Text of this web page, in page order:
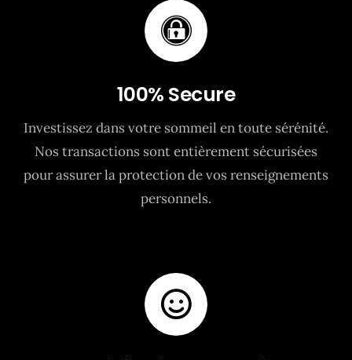
100% Secure
Investissez dans votre sommeil en toute sérénité.
Nos transactions sont entièrement sécurisées
pour assurer la protection de vos renseignements
personnels.